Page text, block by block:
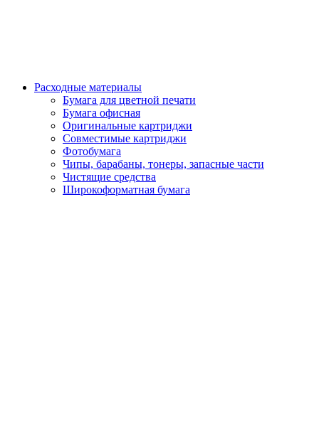
Расходные материалы
Бумага для цветной печати
Бумага офисная
Оригинальные картриджи
Совместимые картриджи
Фотобумага
Чипы, барабаны, тонеры, запасные части
Чистящие средства
Широкоформатная бумага